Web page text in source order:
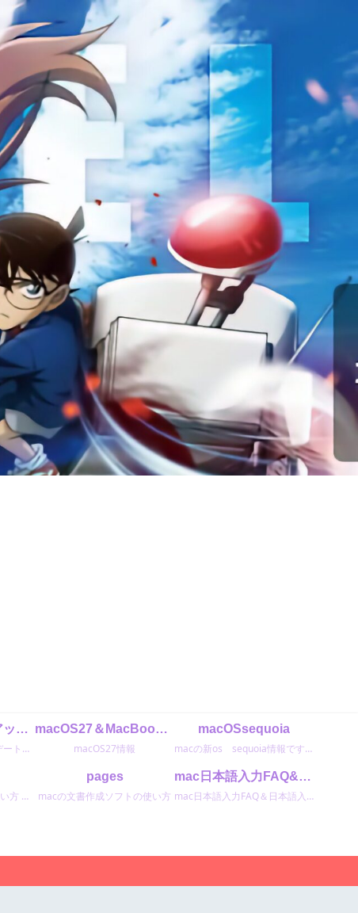
macOSTahoe26アップデートに関する最新情報
macOSTahoe26アップデートの最新情報
macOS27＆MacBookNeo
macOS27情報
macOSsequoia
macの新os sequoia情報です。
Macの表計算ソフトの使い方 macユーザーは無料で使えます。 使い易くおすすめのソフトです。
pages
macの文書作成ソフトの使い方
mac日本語入力FAQ&ATOK
mac日本語入力FAQ＆日本語入力ソフトATOKエイトクの設定と使い方